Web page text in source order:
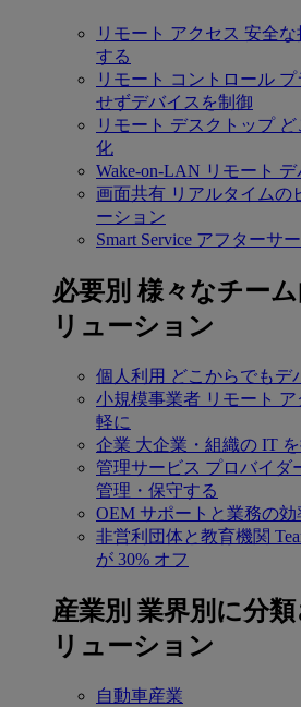
リモート アクセス 安全な
する
リモート コントロール プ
せずデバイスを制御
リモート デスクトップ
化
Wake-on-LAN リモート
画面共有 リアルタイムの
ーション
Smart Service アフターサ
必要別 様々なチー
リューション
個人利用 どこからでもデ
小規模事業者 リモート
軽に
企業 大企業・組織の IT
管理サービス プロバイダ
管理・保守する
OEM サポートと業務の効
非営利団体と教育機関
が 30% オフ
産業別 業界別に分
リューション
自動車産業